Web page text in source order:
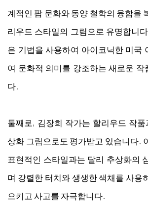
계적인 팝 문화와 동양 철학의 융합을
리우드 스타일의 그림으로 유명합니
은 기법을 사용하여 아이코닉한 미국
여 문화적 의미를 강조하는 새로운 작
다.
둘째로, 김장희 작가는 할리우드 작
상화 그림으로도 평가받고 있습니다.
표현적인 스타일과는 달리 추상화의
며 강렬한 터치와 생생한 색채를 사용
으키고 사고를 자극합니다.